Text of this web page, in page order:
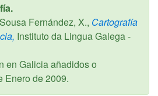
Fernández, X., Cartografía
Instituto da Lingua Galega -
en Galicia añadidos o
Enero de 2009.